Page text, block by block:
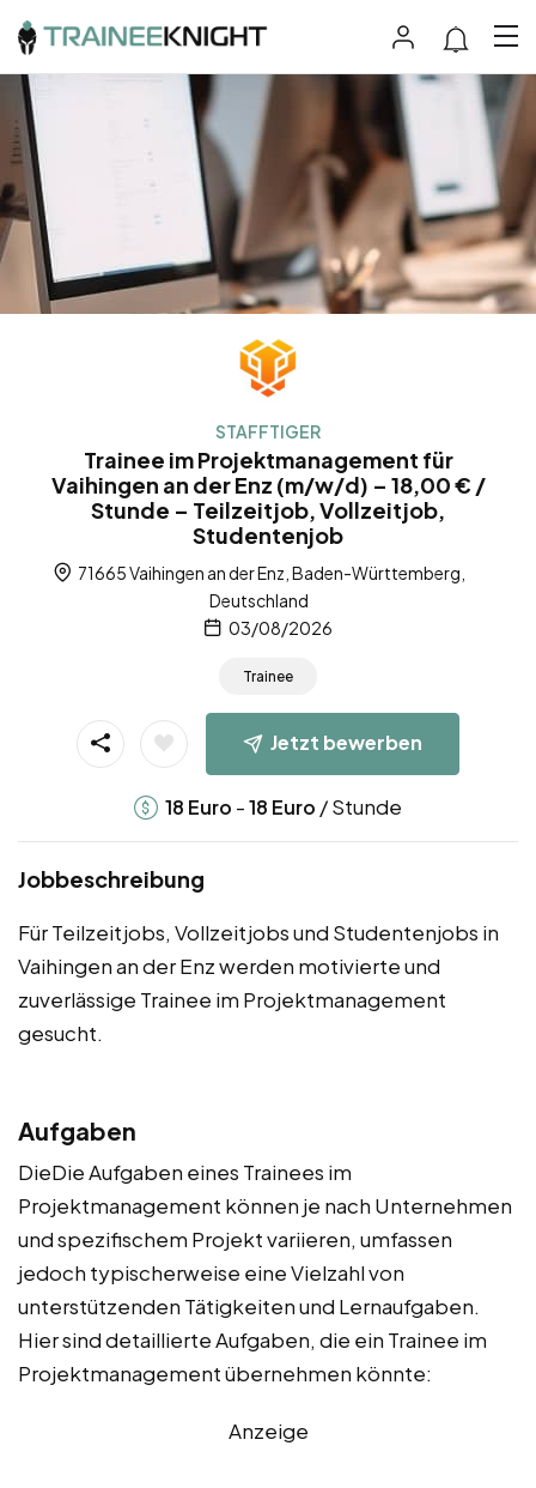
STAFFTIGER
Trainee im Projektmanagement für
Vaihingen an der Enz (m/w/d) – 18,00 € /
Stunde – Teilzeitjob, Vollzeitjob,
Studentenjob
71665 Vaihingen an der Enz, Baden-Württemberg,
Deutschland
03/08/2026
Trainee
Jetzt bewerben
18 Euro -18 Euro / Stunde
Jobbeschreibung
Für Teilzeitjobs, Vollzeitjobs und Studentenjobs in
Vaihingen an der Enz werden motivierte und
zuverlässige Trainee im Projektmanagement
gesucht.
Aufgaben
DieDie Aufgaben eines Trainees im
Projektmanagement können je nach Unternehmen
und spezifischem Projekt variieren, umfassen
jedoch typischerweise eine Vielzahl von
unterstützenden Tätigkeiten und Lernaufgaben.
Hier sind detaillierte Aufgaben, die ein Trainee im
Projektmanagement übernehmen könnte:
Anzeige